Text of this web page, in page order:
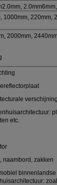
1000mm, 220mm,
2000mm,
verschijning
etc.
naambord, zakken